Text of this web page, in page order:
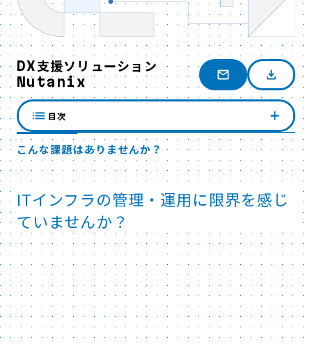
DX支援ソリューション
Nutanix
こんな課題はありませんか？
ITインフラの管理・運用に限界を感じ
ていませんか？
目次